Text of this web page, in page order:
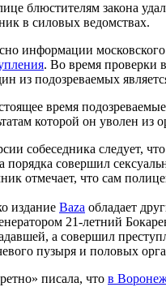
блюстителям закона
в силовых ведомствах.
информации
. Во время проверки
из подозреваемых
время
которой он уволен из
собеседника следует,
порядка совершил
отмечает, что сам
издание Baza обладает
21-летний
а совершил
пузыря и половых
писала, что в